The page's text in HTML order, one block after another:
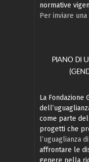
normative
Per inviare
PIANO DI
La Fondazione
come parte
progetti che
l’uguaglianza
affrontare le